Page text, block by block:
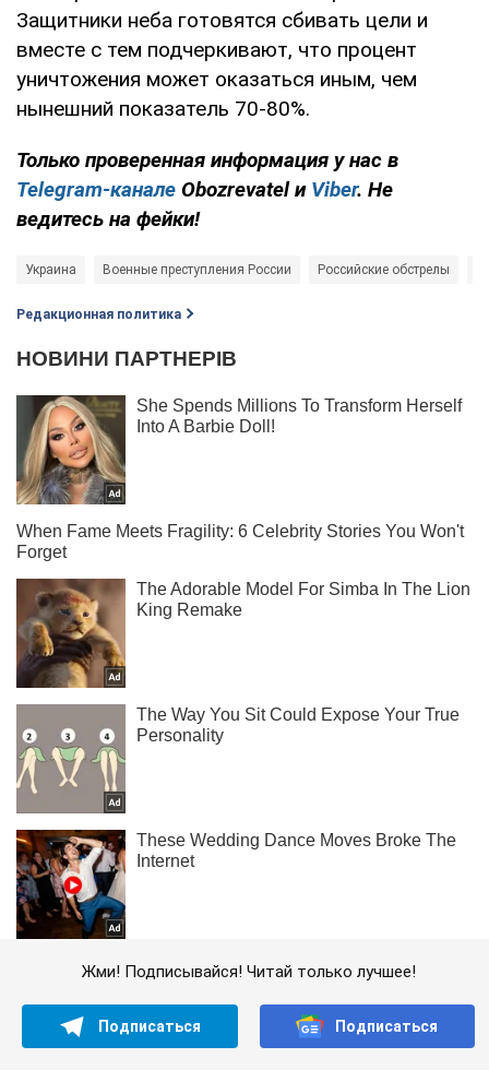
Защитники неба готовятся сбивать цели и
вместе с тем подчеркивают, что процент
уничтожения может оказаться иным, чем
нынешний показатель 70-80%.
Только проверенная информация у нас в
Telegram-канале Obozrevatel и Viber. Не
ведитесь на фейки!
Украина Военные преступления России Российские обстрелы
Редакционная политика
Жми! Подписывайся! Читай только лучшее!
Подписаться Подписаться